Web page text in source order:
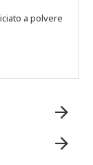
a polvere